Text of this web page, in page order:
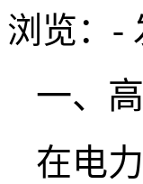
浏览： -
一、
在电